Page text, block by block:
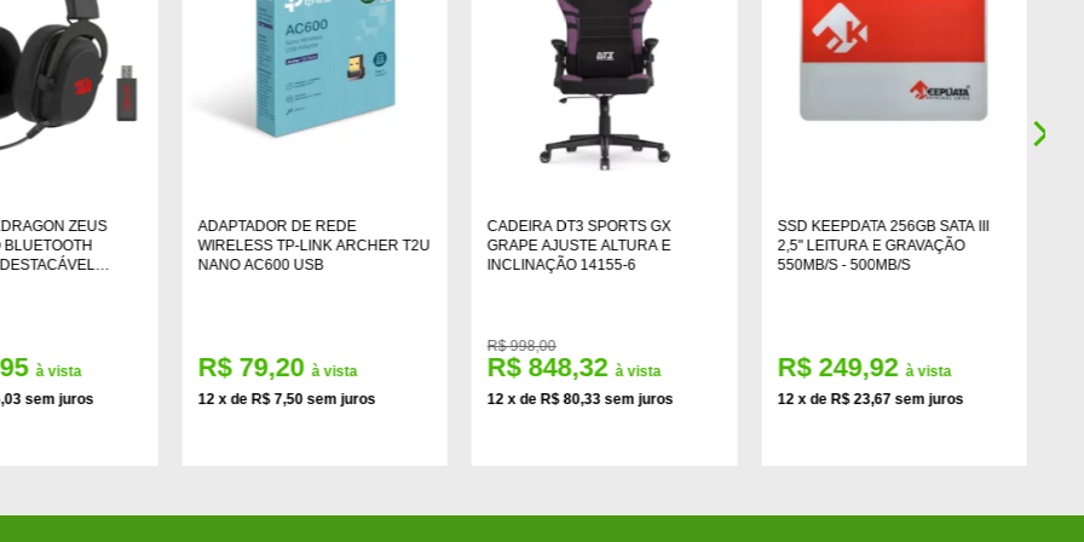
ZEUS
BLUETOOTH
à vista
sem juros
ADAPTADOR DE REDE
WIRELESS TP-LINK ARCHER T2U
NANO AC600 USB
R$ 79,20à vista
12 x de R$ 7,50 sem juros
CADEIRA DT3 SPORTS GX
GRAPE AJUSTE ALTURA E
INCLINAÇÃO 14155-6
R$ 998,00
R$ 848,32à vista
12 x de R$ 80,33 sem juros
SSD KEEPDATA 256GB SATA III
2,5" LEITURA E GRAVAÇÃO
550MB/S - 500MB/S
R$ 249,92à vista
12 x de R$ 23,67 sem juros